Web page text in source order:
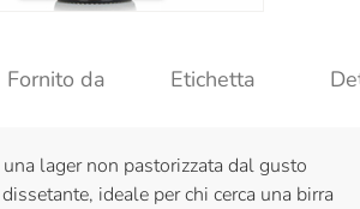
Fornito da Etichetta
una lager non pastorizzata dal gusto
ideale per chi cerca una birra